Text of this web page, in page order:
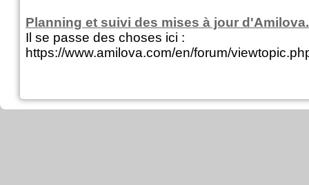
Planning et suivi des mises à jour
Il se passe des choses ici :
https://www.amilova.com/en/forum/